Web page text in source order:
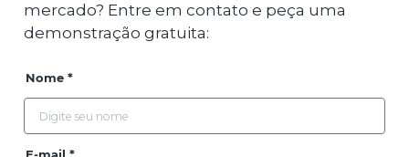
mercado? Entre em contato e peça uma
demonstração gratuita:
Nome *